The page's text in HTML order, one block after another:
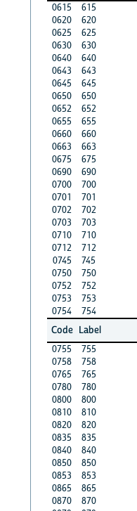
0615
615
0620
620
0625
625
0630
630
0640
640
0643
643
0645
645
0650
650
0652
652
0655
655
0660
660
0663
663
0675
675
0690
690
0700
700
0701
701
0702
702
0703
703
0710
710
0712
712
0745
745
0750
750
0752
752
0753
753
0754
754
Code Label
0755
755
0758
758
0765
765
0780
780
0800
800
0810
810
0820
820
0835
835
0840
840
0850
850
0853
853
0865
865
0870
870